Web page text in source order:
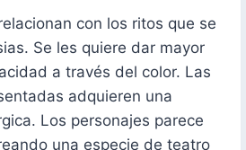
con los ritos que se
Se les quiere dar mayor
a través del color. Las
adquieren una
Los personajes parece
una especie de teatro